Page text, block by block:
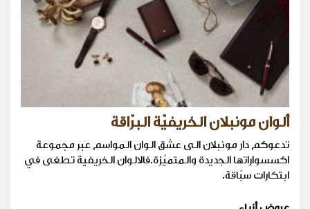
ألوان مونبلان الخريفيّة البرّاقة
تدعوكم دار مونبلان الى عشق الوان المواسم عبر مجموعة
اكسسواراتها الجديدة والمتميّزة.فالالوان الخريفية تطغى في
ابتكارات سبّاقة.